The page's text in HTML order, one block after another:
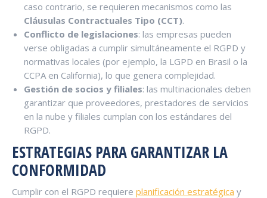
caso contrario, se requieren mecanismos como las
Cláusulas Contractuales Tipo (CCT).
Conflicto de legislaciones: las empresas pueden
verse obligadas a cumplir simultáneamente el RGPD y
normativas locales (por ejemplo, la LGPD en Brasil o la
CCPA en California), lo que genera complejidad.
Gestión de socios y filiales: las multinacionales deben
garantizar que proveedores, prestadores de servicios
en la nube y filiales cumplan con los estándares del
RGPD.
ESTRATEGIAS PARA GARANTIZAR LA
CONFORMIDAD
Cumplir con el RGPD requiere planificación estratégica y